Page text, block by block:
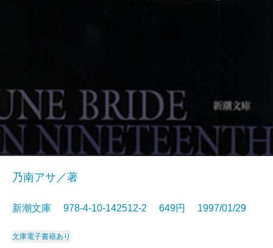
乃南アサ／著
新潮文庫 978-4-10-142512-2 649円 1997/01/29
文庫電子書籍あり